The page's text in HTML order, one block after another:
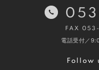
FAX
電話受付／
Follow